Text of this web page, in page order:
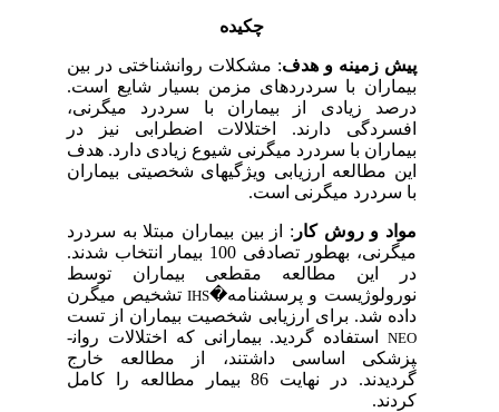
چکیده
پیش زمینه و هدف: مشکلاتروان­شناختیدر بین
بیماران با سردرد ­های مزمن بسیار شایع است.
درصد زیادی از بیماران با سردرد میگرنی،
افسردگی دارند. اختلالات اضطرابی نیز در
بیماران با سردرد میگرنی شیوع زیادی دارد. هدف
این مطالعه ارزیابی ویژگی­های شخصیتی بیماران
با سردرد میگرنی است.
مواد و روش کار: از بین بیماران مبتلا به سردرد
میگرنی، به­طور تصادفی 100 بیمار انتخاب شدند.
در این مطالعه مقطعی بیماران توسط
نورولوژیست و پرسش­نامه�
IHSتشخیص میگرن
داده شد. برای ارزیابی شخصیت بیماران از تست
NEOاستفاده گردید. بیمارانی که اختلالات روان­
پزشکی اساسی داشتند، از مطالعه خارج
گردیدند. در ن
­ها
یت 86 بیمار مطالعه را کامل
کردند.